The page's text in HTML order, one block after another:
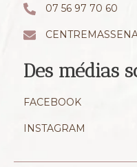
07 56 97 70 60
Des médias
FACEBOOK
INSTAGRAM